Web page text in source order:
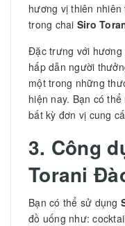
hương vị thiên
trong chai Siro
Đặc trưng với hương
hấp dẫn người
một trong những
hiện nay. Bạn có
bất kỳ đơn vị cung
3. Công
Torani
Bạn có thể sử dụng
đồ uống như: